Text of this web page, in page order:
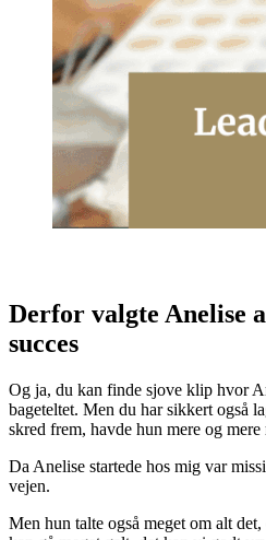
Derfor valgte Anelise
succes
Og ja, du kan finde sjove klip hvor
bageteltet. Men du har sikkert også
skred frem, havde hun mere og
Da Anelise startede hos mig var
vejen.
Men hun talte også meget om alt